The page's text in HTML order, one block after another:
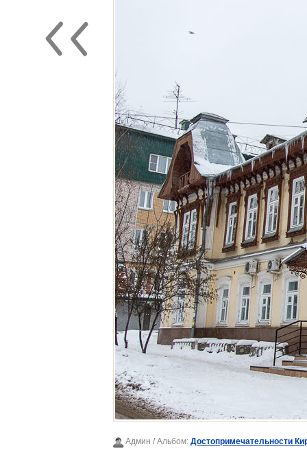
Админ / Альбом: Достопримечательности